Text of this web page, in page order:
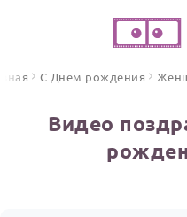
ПО ФОРМАТУ
ИНСТРУМЕНТЫ
С Днем рождения
Видео